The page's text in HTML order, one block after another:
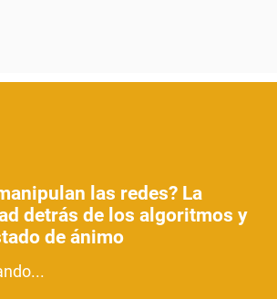
las redes? La
detrás de los algoritmos y
de ánimo